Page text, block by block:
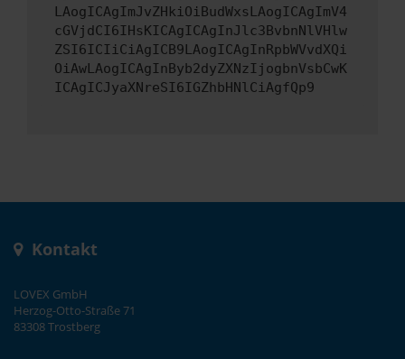
LAogICAgImJvZHkiOiBudWxsLAogICAgImV4
cGVjdCI6IHsKICAgICAgInJlc3BvbnNlVHlw
ZSI6ICIiCiAgICB9LAogICAgInRpbWVvdXQi
OiAwLAogICAgInByb2dyZXNzIjogbnVsbCwK
ICAgICJyaXNreSI6IGZhbHNlCiAgfQp9
Kontakt
LOVEX GmbH
Herzog-Otto-Straße 71
83308 Trostberg